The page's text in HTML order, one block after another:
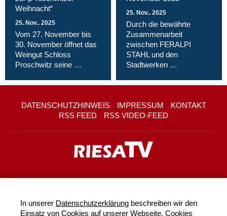
Weihnacht“
25. Nov.. 2025
Vom 27. November bis
30. November öffnet das
Weingut Schloss
Proschwitz seine …
25. Nov.. 2025
Durch die bewährte
Zusammenarbeit
zwischen FERALPI
STAHL und den
Stadtwerken …
DATENSCHUTZHINWEIS IMPRESSUM
KONTAKT
RSS FEED
RSS VIDEO-FEED
In unserer Datenschutzerklärung beschreiben wir den
Einsatz von Cookies auf unserer Webseite. Cookies